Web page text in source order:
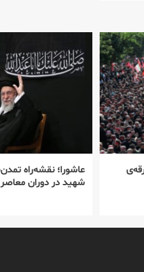
عاشورا؛ نقشه‌راه
شهید در دوران معاصر